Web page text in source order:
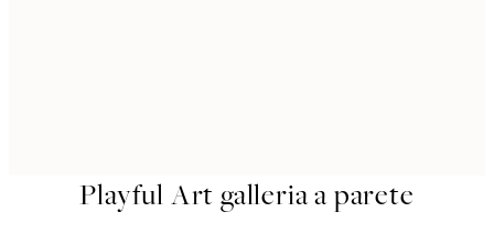
Playful Art galleria a parete